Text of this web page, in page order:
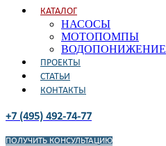
КАТАЛОГ
НАСОСЫ
МОТОПОМПЫ
ВОДОПОНИЖЕНИЕ
ПРОЕКТЫ
СТАТЬИ
КОНТАКТЫ
+7 (495) 492-74-77
ПОЛУЧИТЬ КОНСУЛЬТАЦИЮ